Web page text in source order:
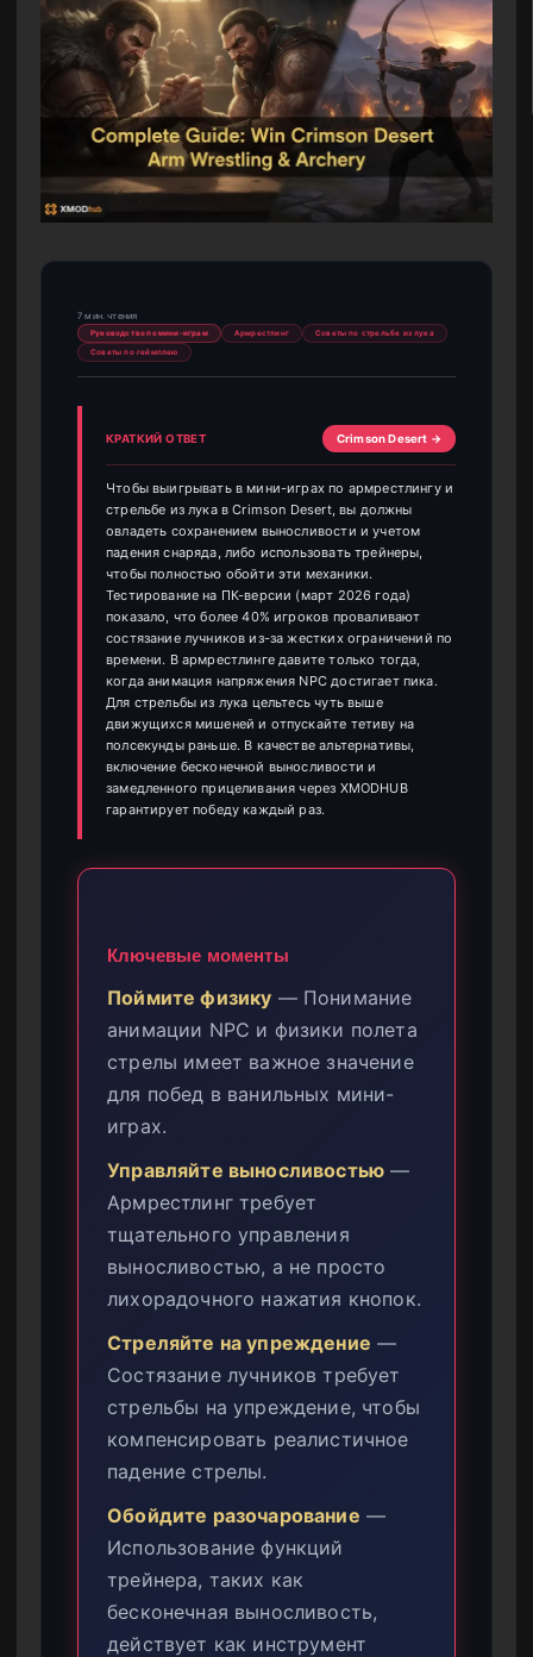
7 мин. чтения
Руководство по мини-играм Армрестлинг
Советы по стрельбе из лука
Советы по геймплею
КРАТКИЙ ОТВЕТ Crimson Desert →
Чтобы выигрывать в мини-играх по армрестлингу и
стрельбе из лука в Crimson Desert, вы должны
овладеть сохранением выносливости и учетом
падения снаряда, либо использовать трейнеры,
чтобы полностью обойти эти механики.
Тестирование на ПК-версии (март 2026 года)
показало, что более 40% игроков проваливают
состязание лучников из-за жестких ограничений по
времени. В армрестлинге давите только тогда,
когда анимация напряжения NPC достигает пика.
Для стрельбы из лука цельтесь чуть выше
движущихся мишеней и отпускайте тетиву на
полсекунды раньше. В качестве альтернативы,
включение бесконечной выносливости и
замедленного прицеливания через XMODHUB
гарантирует победу каждый раз.
Ключевые моменты
Поймите физику — Понимание
анимации NPC и физики полета
стрелы имеет важное значение
для побед в ванильных мини-
играх.
Управляйте выносливостью —
Армрестлинг требует
тщательного управления
выносливостью, а не просто
лихорадочного нажатия кнопок.
Стреляйте на упреждение —
Состязание лучников требует
стрельбы на упреждение, чтобы
компенсировать реалистичное
падение стрелы.
Обойдите разочарование —
Использование функций
трейнера, таких как
бесконечная выносливость,
действует как инструмент